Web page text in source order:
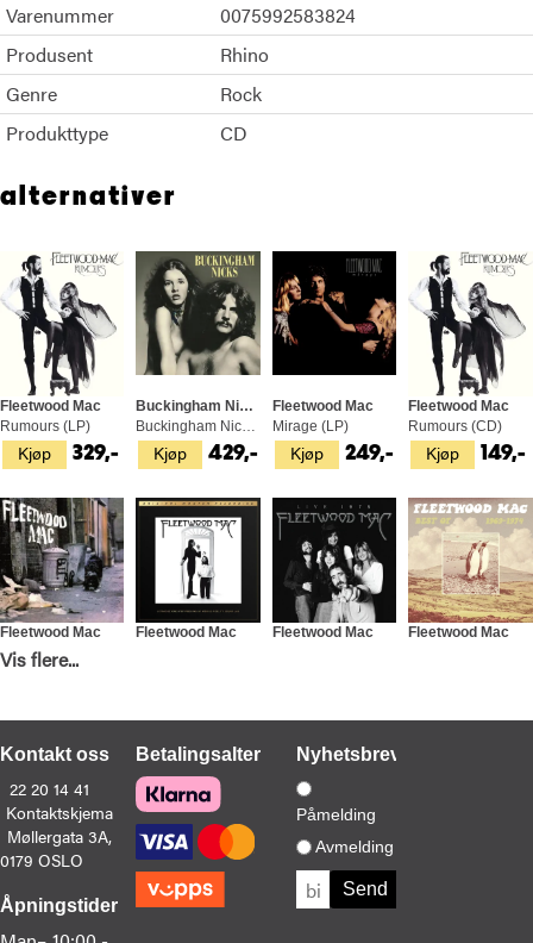
Varenummer
0075992583824
Produsent
Rhino
Genre
Rock
Produkttype
CD
alternativer
Kjøp
Fleetwood Mac
Rumours (LP)
329,- Kjøp
Buckingham Nicks
Buckingham Nicks - LTD (LP)
429,- Kjøp
Fleetwood Mac
Mirage (LP)
249,- Kjøp
Fleetwood Mac
Rumours (CD)
149,-
Fleetwood Mac
Fleetwood Mac
Fleetwood Mac
Fleetwood Mac
Vis flere...
Kontakt oss
22 20 14 41
Kontaktskjema
Møllergata 3A,
0179 OSLO
Åpningstider
BetalingsalternativerNyhetsbrev
Påmelding
Avmelding